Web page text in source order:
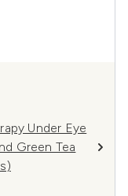
Under Eye
Green Tea